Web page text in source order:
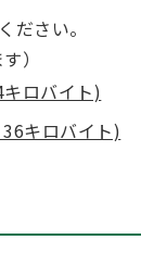
ださい。
）
ロバイト)
キロバイト)